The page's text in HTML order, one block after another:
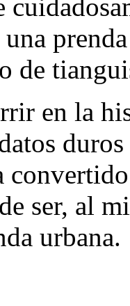
de
en la
ser, al
urbana.